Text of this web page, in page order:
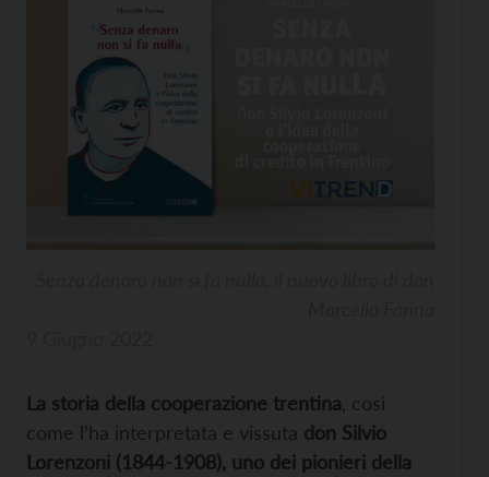
La storia della cooperazione trentina , così
come l’ha interpretata e vissuta don Silvio
Lorenzoni (1844-1908), uno dei pionieri della